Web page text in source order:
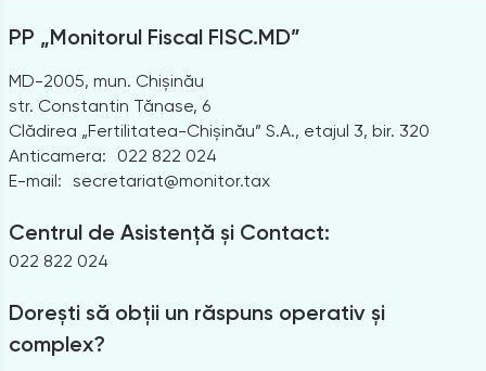
PP „Monitorul Fiscal FISC.MD”
MD-2005, mun. Chișinău
str. Constantin Tănase, 6
Clădirea „Fertilitatea-Chișinău” S.A., etajul 3, bir. 320
Anticamera:
022 822 024
E-mail: secretariat@monitor.tax
Centrul de Asistență și Contact:
022 822 024
Dorești să obții un răspuns operativ și
complex?